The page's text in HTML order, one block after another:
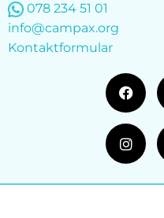
078 234 51 01
info@campax.org
Kontaktformular